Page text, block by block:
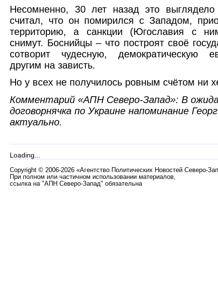
Несомненно, 30 лет назад это
считал, что он помирился с Западом,
территорию, а санкции (Югославия с
снимут. Боснийцы – что построят своё
сотворит чудесную, демократическую
другим на зависть.
Но у всех не получилось ровным счётом ни
Комментарий «АПН Северо-Запад»: В
договорнячка по Украине напоминание
актуально.
Loading...
Copyright © 2006-2026 «Агентство Политических Новостей Северо-
При полном или частичном использовании материалов,
ссылка на "АПН Северо-Запад" обязательна